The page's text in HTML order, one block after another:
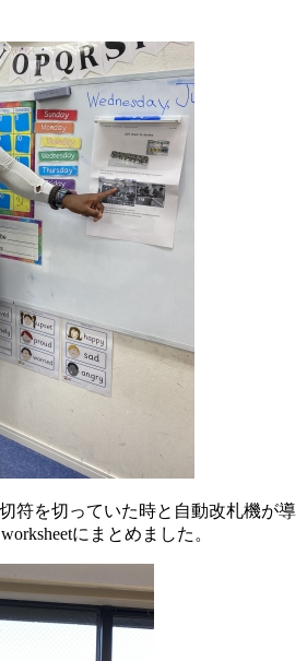
符を切っていた時と自動改札機が導
にまとめました。